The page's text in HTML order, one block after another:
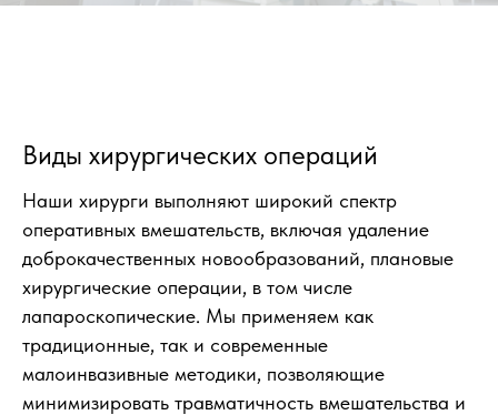
Виды хирургических операций
Наши хирурги выполняют широкий спектр
оперативных вмешательств, включая удаление
доброкачественных новообразований, плановые
хирургические операции, в том числе
лапароскопические. Мы применяем как
традиционные, так и современные
малоинвазивные методики, позволяющие
минимизировать травматичность вмешательства и